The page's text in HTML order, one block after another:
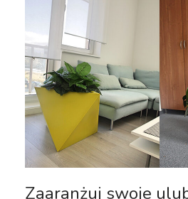
Zaaranżuj swoje